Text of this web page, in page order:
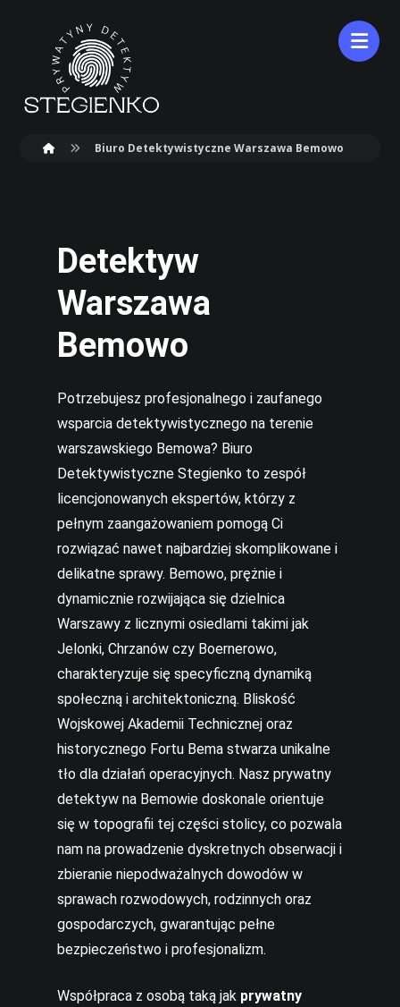
Biuro Detektywistyczne Warszawa Bemowo
Detektyw
Warszawa
Bemowo
Potrzebujesz profesjonalnego i zaufanego
wsparcia detektywistycznego na terenie
warszawskiego Bemowa? Biuro
Detektywistyczne Stegienko to zespół
licencjonowanych ekspertów, którzy z
pełnym zaangażowaniem pomogą Ci
rozwiązać nawet najbardziej skomplikowane i
delikatne sprawy. Bemowo, prężnie i
dynamicznie rozwijająca się dzielnica
Warszawy z licznymi osiedlami takimi jak
Jelonki, Chrzanów czy Boernerowo,
charakteryzuje się specyficzną dynamiką
społeczną i architektoniczną. Bliskość
Wojskowej Akademii Technicznej oraz
historycznego Fortu Bema stwarza unikalne
tło dla działań operacyjnych. Nasz prywatny
detektyw na Bemowie doskonale orientuje
się w topografii tej części stolicy, co pozwala
nam na prowadzenie dyskretnych obserwacji i
zbieranie niepodważalnych dowodów w
sprawach rozwodowych, rodzinnych oraz
gospodarczych, gwarantując pełne
bezpieczeństwo i profesjonalizm.
Współpraca z osobą taką jak prywatny